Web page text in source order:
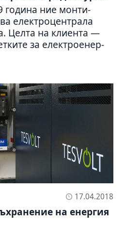
година ние мон­ти­
елект­ро­цен­трала
Целта на кли­ента —
за елек­тро­е­нер­
17.04.2018
на енер­гия